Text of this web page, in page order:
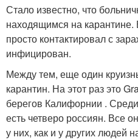
Стало известно, что
находящимся на карантине.
просто контактировал с
инфицирован.
Между тем, еще один
карантин. На этот раз это
берегов Калифорнии .
есть четверо россиян. Все
у них, как и у других людей